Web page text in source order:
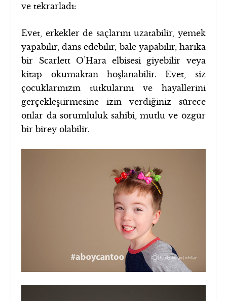
ve tekrarladı:
Evet, erkekler de saçlarını uzatabilir, yemek
yapabilir, dans edebilir, bale yapabilir, harika
bir Scarlett O’Hara elbisesi giyebilir veya
kitap okumaktan hoşlanabilir. Evet, siz
çocuklarınızın tutkularını ve hayallerini
gerçekleştirmesine izin verdiğiniz sürece
onlar da sorumluluk sahibi, mutlu ve özgür
bir birey olabilir.